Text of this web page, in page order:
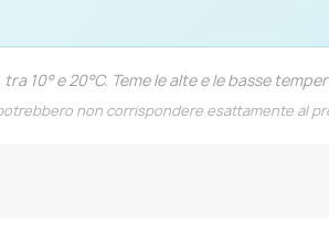
10° e 20°C. Teme le alte e le basse
non corrispondere esattamente al